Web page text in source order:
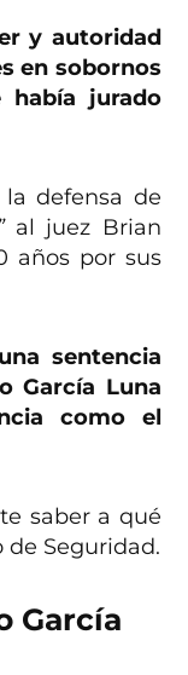
y autoridad
en sobornos
jurado
defensa de
al juez Brian
años por sus
sentencia
García Luna
como el
saber a qué
de Seguridad.
García